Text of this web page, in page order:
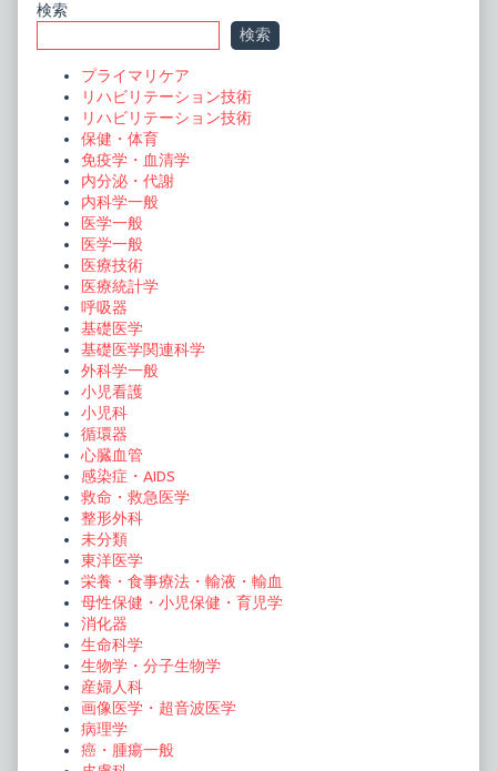
Primary
Sidebar
検索
検索
プライマリケア
リハビリテーション技術
リハビリテーション技術
保健・体育
免疫学・血清学
内分泌・代謝
内科学一般
医学一般
医学一般
医療技術
医療統計学
呼吸器
基礎医学
基礎医学関連科学
外科学一般
小児看護
小児科
循環器
心臓血管
感染症・AIDS
救命・救急医学
整形外科
未分類
東洋医学
栄養・食事療法・輸液・輸血
母性保健・小児保健・育児学
消化器
生命科学
生物学・分子生物学
産婦人科
画像医学・超音波医学
病理学
癌・腫瘍一般